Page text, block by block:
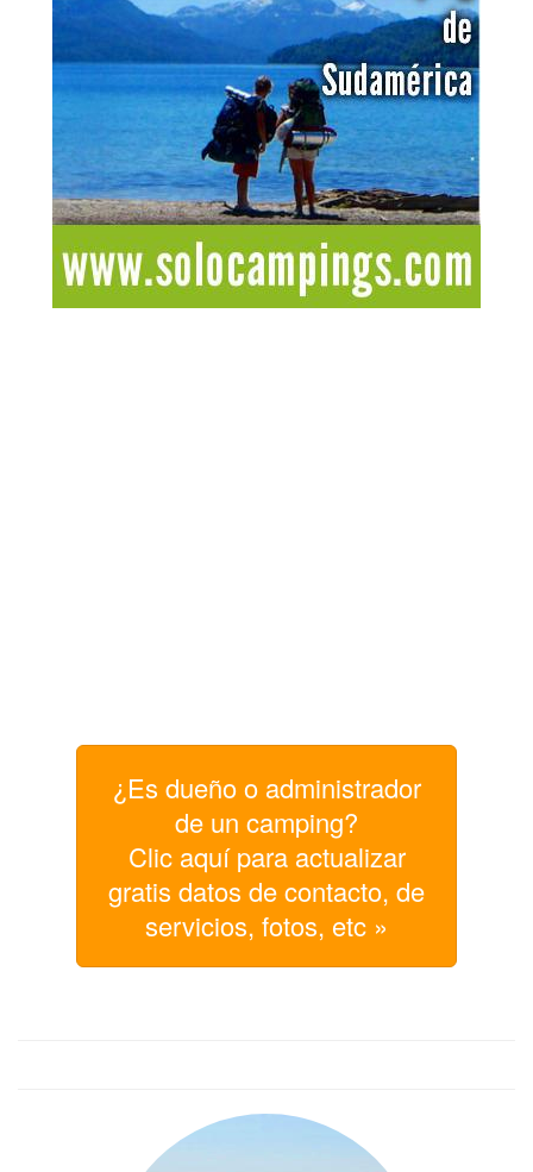
¿Es dueño o administrador
de un camping?
Clic aquí para actualizar
gratis datos de contacto, de
servicios, fotos, etc »